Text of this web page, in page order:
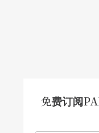
免费订阅